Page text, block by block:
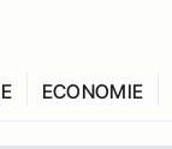
ECONOMIE